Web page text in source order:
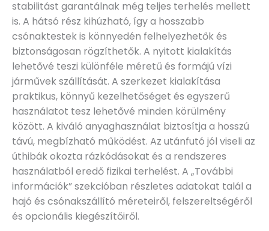
stabilitást garantálnak még teljes terhelés mellett
is. A hátsó rész kihúzható, így a hosszabb
csónaktestek is könnyedén felhelyezhetők és
biztonságosan rögzíthetők. A nyitott kialakítás
lehetővé teszi különféle méretű és formájú vízi
járművek szállítását. A szerkezet kialakítása
praktikus, könnyű kezelhetőséget és egyszerű
használatot tesz lehetővé minden körülmény
között. A kiváló anyaghasználat biztosítja a hosszú
távú, megbízható működést. Az utánfutó jól viseli az
úthibák okozta rázkódásokat és a rendszeres
használatból eredő fizikai terhelést. A „További
információk” szekcióban részletes adatokat talál a
hajó és csónakszállító méreteiről, felszereltségéről
és opcionális kiegészítőiről.